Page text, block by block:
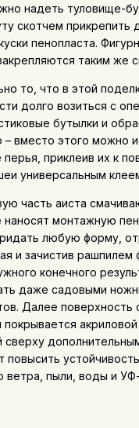
надеть туловище-
скотчем прикрепить
пенопласта.
таким же
то, что в этой
долго возиться с
бутылки и
вместо этого можно
приклеив их к
универсальным
часть аиста
наносят монтажную
любую форму,
и зачистив рашпилем
конечного
даже садовыми
Далее поверхность
покрывается акриловой
сверху
повысить
ветра, пыли, воды и